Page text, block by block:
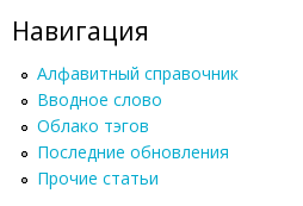
Навигация
Алфавитный справочник
Вводное слово
Облако тэгов
Последние обновления
Прочие статьи